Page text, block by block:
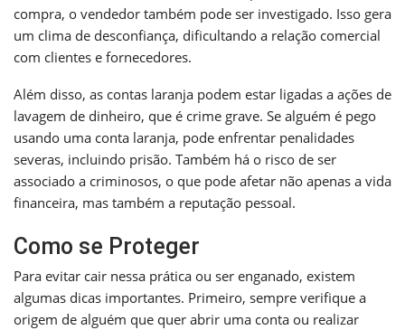
compra, o vendedor também pode ser investigado. Isso gera
um clima de desconfiança, dificultando a relação comercial
com clientes e fornecedores.
Além disso, as contas laranja podem estar ligadas a ações de
lavagem de dinheiro, que é crime grave. Se alguém é pego
usando uma conta laranja, pode enfrentar penalidades
severas, incluindo prisão. Também há o risco de ser
associado a criminosos, o que pode afetar não apenas a vida
financeira, mas também a reputação pessoal.
Como se Proteger
Para evitar cair nessa prática ou ser enganado, existem
algumas dicas importantes. Primeiro, sempre verifique a
origem de alguém que quer abrir uma conta ou realizar